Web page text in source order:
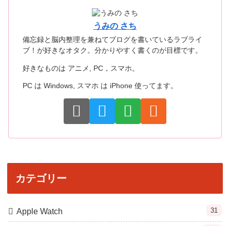
うみの さち
備忘録と脳内整理を兼ねてブログを書いているラブライ
ブ！が好きなオタク。分かりやすく書くのが目標です。
好きなものは アニメ, PC，スマホ。
PC は Windows, スマホ は iPhone 使ってます。
カテゴリー
Apple Watch 31